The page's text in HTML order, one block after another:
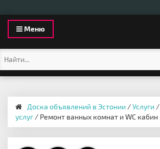
Toggle
navigation
Меню
Доска объявлений в Эстонии /Услуги /
услуг/ Ремонт ванных комнат и WC кабин